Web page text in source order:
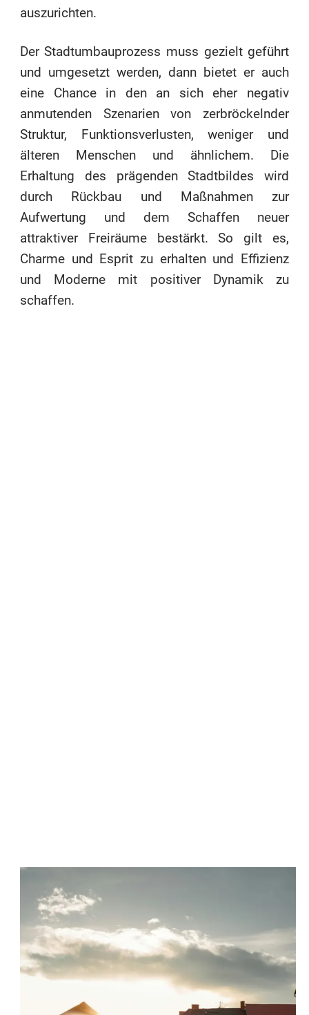
auszurichten.
Der Stadtumbauprozess muss gezielt geführt
und umgesetzt werden, dann bietet er auch
eine Chance in den an sich eher negativ
anmutenden Szenarien von zerbröckelnder
Struktur, Funktionsverlusten, weniger und
älteren Menschen und ähnlichem. Die
Erhaltung des prägenden Stadtbildes wird
durch Rückbau und Maßnahmen zur
Aufwertung und dem Schaffen neuer
attraktiver Freiräume bestärkt. So gilt es,
Charme und Esprit zu erhalten und Effizienz
und Moderne mit positiver Dynamik zu
schaffen.